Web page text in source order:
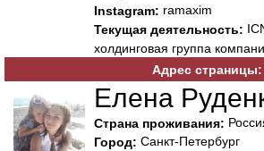
Instagram: ramaxim
Текущая деятельность:
холдинговая группа
Адрес страницы:
Елена
Страна проживания:
Город: Санкт-Петербург